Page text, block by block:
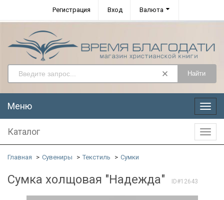
Регистрация Вход Валюта
Найти
Меню
Меню
Каталог
Главная Сувениры Текстиль Сумки
Сумка холщовая "Надежда" ID#12643